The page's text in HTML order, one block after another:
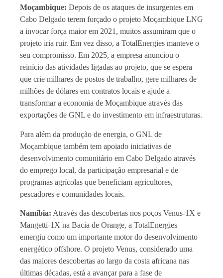
Moçambique: Depois de os ataques de insurgentes em
Cabo Delgado terem forçado o projeto Moçambique LNG
a invocar força maior em 2021, muitos assumiram que o
projeto iria ruir. Em vez disso, a TotalEnergies manteve o
seu compromisso. Em 2025, a empresa anunciou o
reinício das atividades ligadas ao projeto, que se espera
que crie milhares de postos de trabalho, gere milhares de
milhões de dólares em contratos locais e ajude a
transformar a economia de Moçambique através das
exportações de GNL e do investimento em infraestruturas.
Para além da produção de energia, o GNL de
Moçambique também tem apoiado iniciativas de
desenvolvimento comunitário em Cabo Delgado através
do emprego local, da participação empresarial e de
programas agrícolas que beneficiam agricultores,
pescadores e comunidades locais.
Namíbia: Através das descobertas nos poços Venus-1X e
Mangetti-1X na Bacia de Orange, a TotalEnergies
emergiu como um importante motor do desenvolvimento
energético offshore. O projeto Venus, considerado uma
das maiores descobertas ao largo da costa africana nas
últimas décadas, está a avançar para a fase de